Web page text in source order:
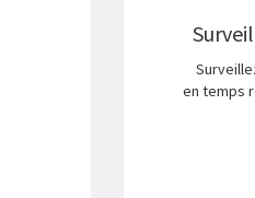
en temps